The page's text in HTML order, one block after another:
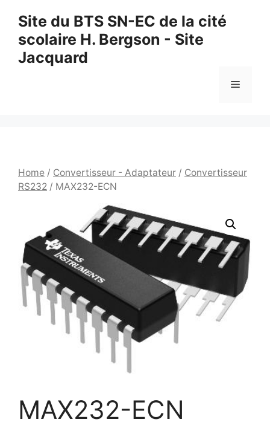
contenu
Site du BTS SN-EC de la cité
scolaire H. Bergson - Site
Jacquard
Menu
Home / Convertisseur - Adaptateur / Convertisseur
RS232 / MAX232-ECN
MAX232-ECN